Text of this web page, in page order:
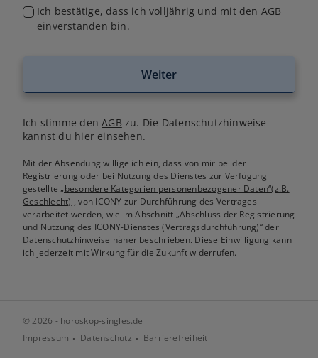
Ich bestätige, dass ich volljährig und mit den AGB
einverstanden bin.
Weiter
Ich stimme denAGB zu. Die Datenschutzhinweise
kannst du hiereinsehen.
Mit der Absendung willige ich ein, dass von mir bei der
Registrierung oder bei Nutzung des Dienstes zur Verfügung
gestellte„besondere Kategorien personenbezogener Daten“(z.B.
Geschlecht) , von ICONY zur Durchführung des Vertrages
verarbeitet werden, wie im Abschnitt „Abschluss der Registrierung
und Nutzung des ICONY-Dienstes (Vertragsdurchführung)“ der
Datenschutzhinweise näher beschrieben. Diese Einwilligung kann
ich jederzeit mit Wirkung für die Zukunft widerrufen.
© 2026 - horoskop-singles.de
Impressum
Datenschutz Barrierefreiheit